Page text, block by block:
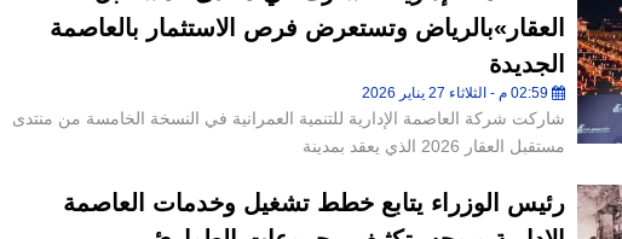
العقار»بالرياض وتستعرض فرص الاستثمار بالعاصمة
الجديدة
02:59 م - الثلاثاء 27 يناير 2026
شاركت شركة العاصمة الإدارية للتنمية العمرانية في النسخة الخامسة من منتدى
مستقبل العقار 2026 الذي يعقد بمدينة
رئيس الوزراء يتابع خطط تشغيل وخدمات العاصمة